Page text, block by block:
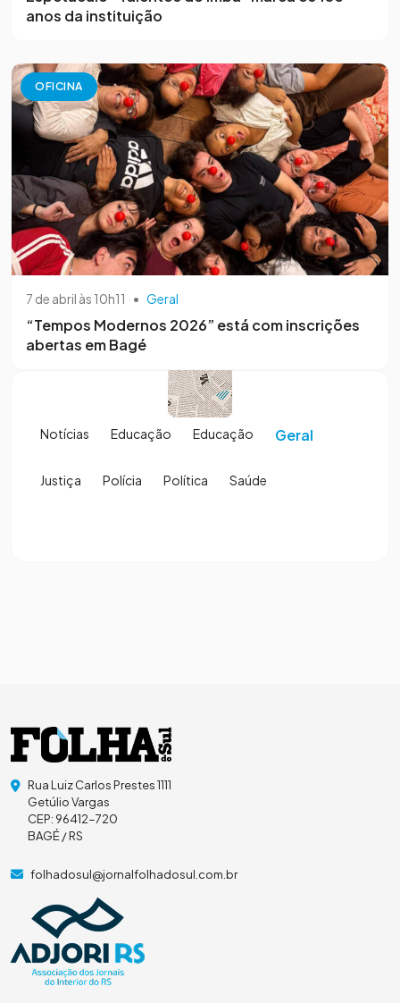
anos da instituição
OFICINA
7 de abril às 10h11 • Geral
“Tempos Modernos 2026” está com inscrições
abertas em Bagé
Notícias Educação Educação Geral
Justiça Polícia Política Saúde
Rua Luiz Carlos Prestes 1111
Getúlio Vargas
CEP: 96412-720
BAGÉ / RS
folhadosul@jornalfolhadosul.com.br